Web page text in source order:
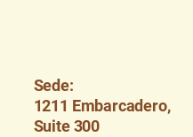
Sede:
1211 Embarcadero,
Suite 300